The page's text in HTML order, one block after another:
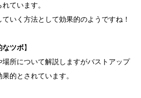
ています。
いく方法として効果的のようですね！
なツボ】
所について解説しますがバストアップ
的とされています。